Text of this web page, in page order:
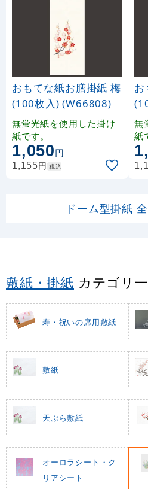
おもてな紙お膳掛紙 梅
(100枚入) (W66808)
無蛍光紙を使用した掛け
紙です。
1,050円
1,155円 税込
お
無
紙
ドーム型掛紙
敷紙・掛紙 カテゴリ
寿・祝いの席用敷紙
敷紙
天ぷら敷紙
オーロラシート・ク
リアシート